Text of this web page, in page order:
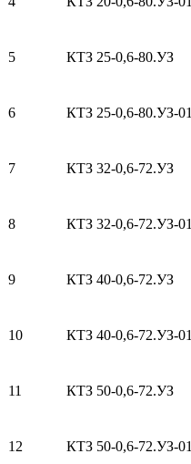
5 КТЗ 25-0,6-80.УЗ
6 КТЗ 25-0,6-80.УЗ-01
7 КТЗ 32-0,6-72.УЗ
8 КТЗ 32-0,6-72.УЗ-01
9 КТЗ 40-0,6-72.УЗ
10 КТЗ 40-0,6-72.УЗ-01
11 КТЗ 50-0,6-72.УЗ
12 КТЗ 50-0,6-72.УЗ-01